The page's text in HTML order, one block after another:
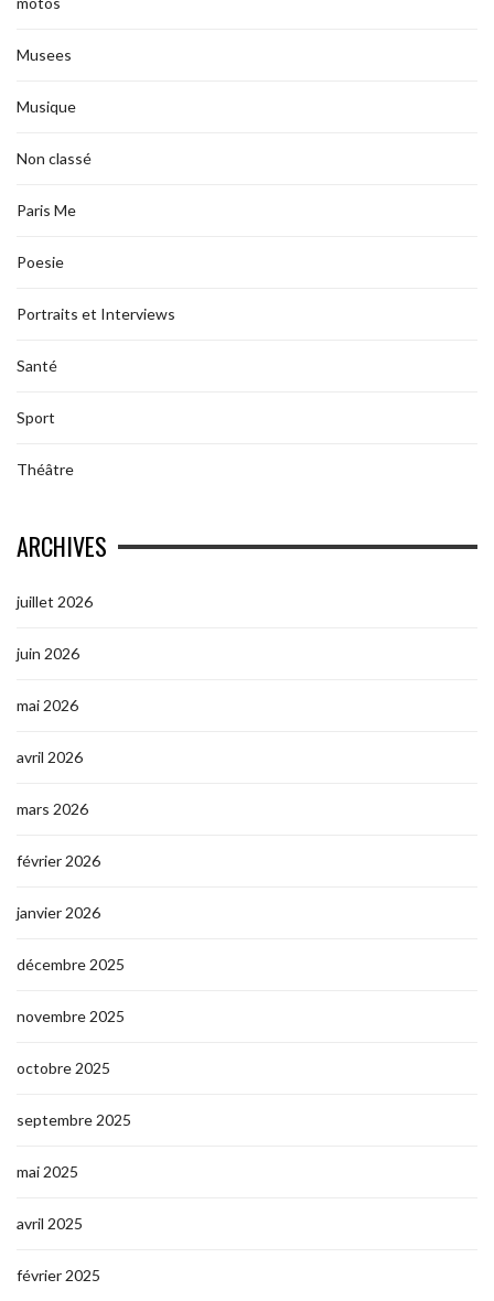
Musees
Musique
Non classé
Paris Me
Poesie
Portraits et Interviews
Santé
Sport
Théâtre
ARCHIVES
juillet 2026
juin 2026
mai 2026
avril 2026
mars 2026
février 2026
janvier 2026
décembre 2025
novembre 2025
octobre 2025
septembre 2025
mai 2025
avril 2025
février 2025